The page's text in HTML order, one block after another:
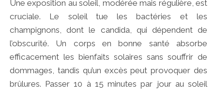
Une exposition au soleil, modérée mais régulière, est
cruciale. Le soleil tue les bactéries et les
champignons, dont le candida, qui dépendent de
l’obscurité. Un corps en bonne santé absorbe
efficacement les bienfaits solaires sans souffrir de
dommages, tandis qu’un excès peut provoquer des
brûlures. Passer 10 à 15 minutes par jour au soleil